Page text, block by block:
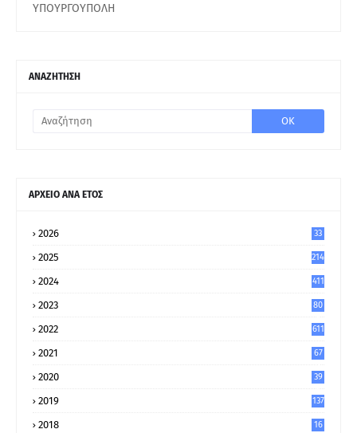
ΥΠΟΥΡΓΟΥΠΟΛΗ
ΑΝΑΖΗΤΗΣΗ
ΑΡΧΕΙΟ ΑΝΑ ΕΤΟΣ
2026 33
2025 214
2024 411
2023
80
2022 611
2021
67
2020
39
2019 137
2018 16